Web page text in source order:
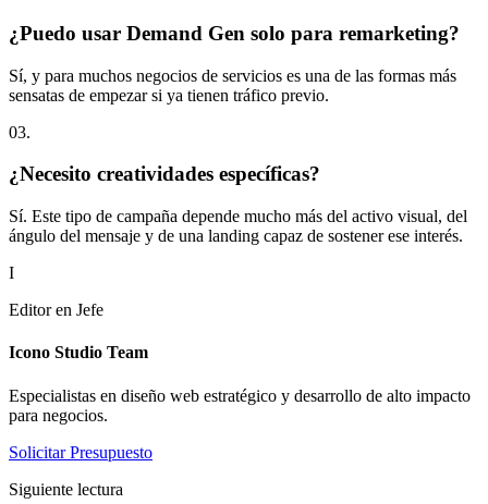
¿Puedo usar Demand Gen solo para remarketing?
Sí, y para muchos negocios de servicios es una de las formas más
sensatas de empezar si ya tienen tráfico previo.
03.
¿Necesito creatividades específicas?
Sí. Este tipo de campaña depende mucho más del activo visual, del
ángulo del mensaje y de una landing capaz de sostener ese interés.
I
Editor en Jefe
Icono Studio Team
Especialistas en diseño web estratégico y desarrollo de alto impacto
para negocios.
Solicitar Presupuesto
Siguiente lectura